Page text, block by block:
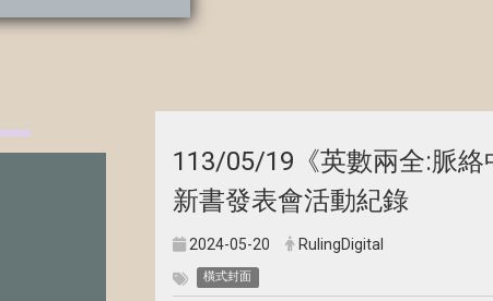
113/05/19《英數兩全:脈絡
新書發表會活動紀錄
2024-05-20 RulingDigital
橫式封面